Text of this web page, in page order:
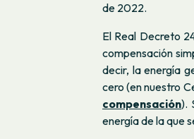
de 2022.
El Real Decreto
compensación
decir, la energía
cero (en nuestro
compensación).
energía de la que